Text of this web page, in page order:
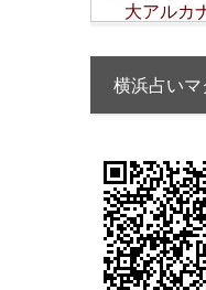
大アルカ
横浜占いマ